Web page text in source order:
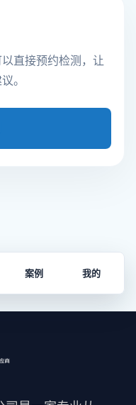
直接预约检测，让
。
案例 我的